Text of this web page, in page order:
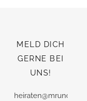
MELD DICH
GERNE BEI
UNS!